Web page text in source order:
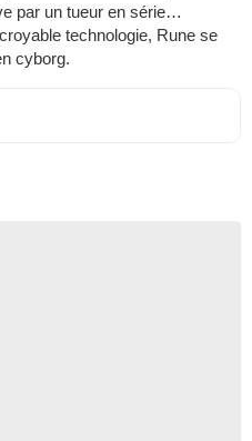
par un tueur en série…
technologie, Rune se
cyborg.